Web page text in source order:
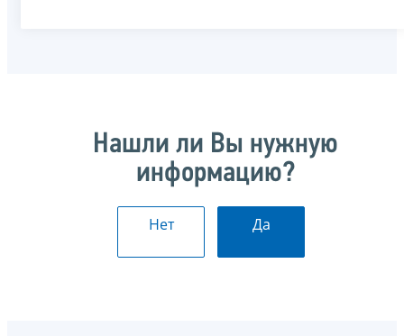
Нашли ли Вы нужную
информацию?
Нет Да